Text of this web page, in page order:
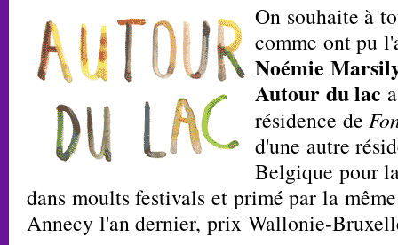
On souhaite à
comme ont pu
Noémie
Autour du lac
résidence de
d'une autre
Belgique pour
dans moults festivals et primé par la
Annecy l'an dernier, prix Wallonie-